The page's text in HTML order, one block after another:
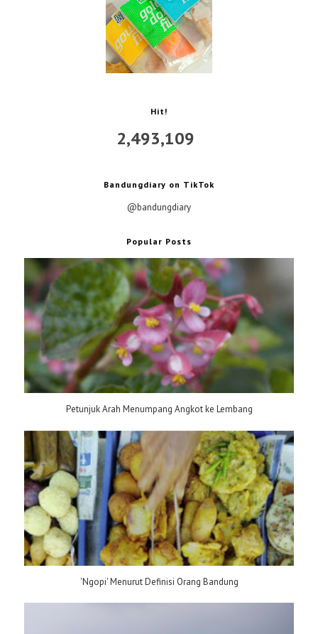
Hit!
2,493,109
Bandungdiary on TikTok
@bandungdiary
Popular Posts
Petunjuk Arah Menumpang Angkot ke Lembang
'Ngopi' Menurut Definisi Orang Bandung